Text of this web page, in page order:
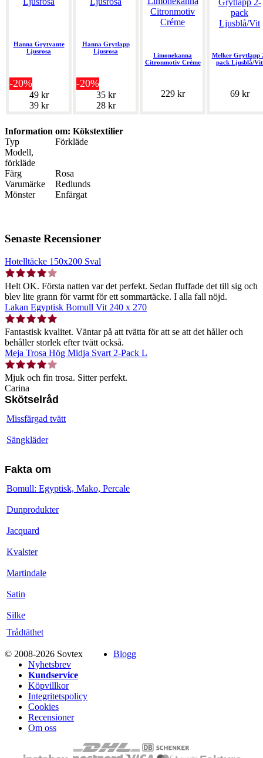
Hanna Grytvante
Ljusrosa
-20%
49 kr
39 kr
Hanna Grytlapp
Ljusrosa
-20%
35 kr
28 kr
Limonekanna
Citronmotiv Créme
229 kr
Melker Grytlapp
pack Ljusblå/Vit
69 kr
Information om: Kökstextilier
Typ
Förkläde
Modell,
förkläde
Färg
Rosa
Varumärke
Redlunds
Mönster
Enfärgat
Senaste Recensioner
Hotelltäcke 150x200 Sval
Helt OK. Första natten var det perfekt. Sedan fluffade det till sig och
blev lite grann för varmt för ett sommartäcke. I alla fall nöjd.
Lakan Egyptisk Bomull Vit 240 x 270
Fantastisk kvalitet. Väntar på att tvätta för att se att det håller och
behåller storlek efter tvätt också.
Meja Trosa Hög Midja Svart 2-Pack L
Mjuk och fin trosa. Sitter perfekt.
Carina
Skötselråd
Missfärgad tvätt
Sängkläder
Fakta om
Bomull: Egyptisk, Mako, Percale
Dunprodukter
Jacquard
Kvalster
Martindale
Satin
Silke
Trådtäthet
© 2008-2026 Sovtex
Blogg
Nyhetsbrev
Kundservice
Köpvillkor
Integritetspolicy
Cookies
Recensioner
Om oss